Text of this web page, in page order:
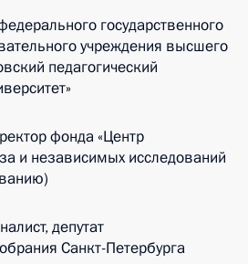
государственного
учреждения высшего
педагогический
фонда «Центр
и независимых исследований
депутат
Санкт-Петербурга